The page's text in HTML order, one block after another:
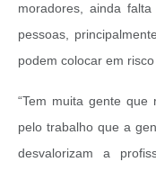
moradores, ainda
pessoas,
podem colocar em
“Tem muita gente
pelo trabalho que a
desvalorizam a